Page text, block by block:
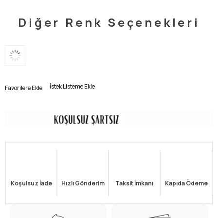
Diğer Renk Seçenekleri
Favorilere Ekle İstek Listeme Ekle
Koşulsuz İade Hızlı Gönderim Taksit İmkanı Kapıda Ödeme